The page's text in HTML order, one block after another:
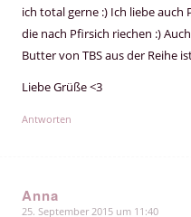
ich total gerne :) Ich liebe auch
die nach Pfirsich riechen :)
Butter von TBS aus der Reihe
Liebe Grüße <3
Antworten
Anna
25. September 2015 um 11:40